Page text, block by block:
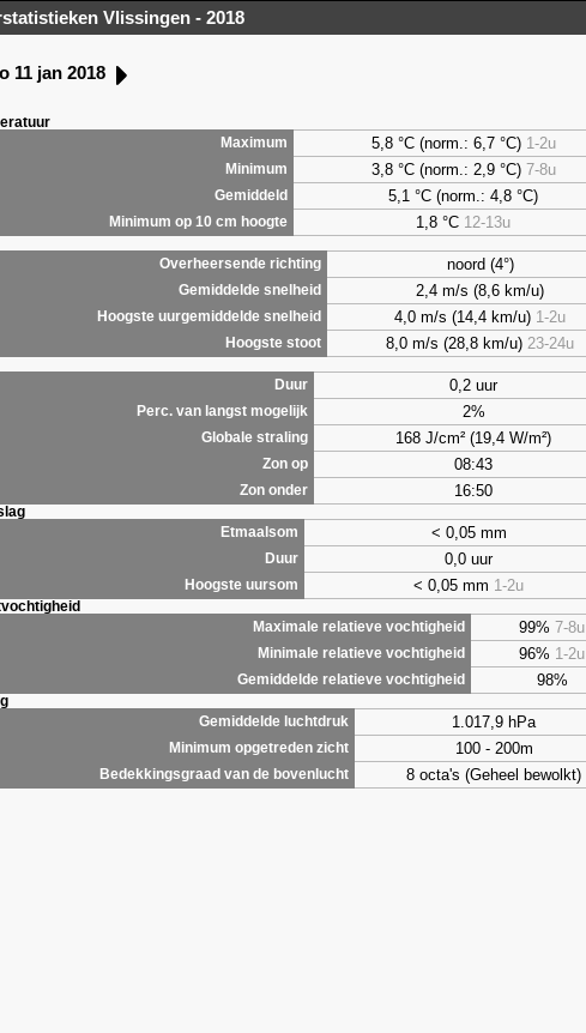
Vlissingen - 2018
11 jan 2018
Maximum
5,8 °C (norm.: 6,7 °C) 1-2u
Minimum 3,8 °C (norm.: 2,9 °C) 7-8u
Gemiddeld 5,1 °C (norm.: 4,8 °C)
Minimum op 10 cm hoogte 1,8 °C 12-13u
Overheersende richting
noord (4°)
Gemiddelde snelheid 2,4 m/s (8,6 km/u)
Hoogste uurgemiddelde snelheid 4,0 m/s (14,4 km/u) 1-2u
Hoogste stoot 8,0 m/s (28,8 km/u) 23-24u
Duur
0,2 uur
Perc. van langst mogelijk 2%
Globale straling 168 J/cm² (19,4 W/m²)
Zon op 08:43
Zon onder 16:50
Etmaalsom
< 0,05 mm
Duur 0,0 uur
Hoogste uursom < 0,05 mm 1-2u
Maximale relatieve vochtigheid
99%7-8u
Minimale relatieve vochtigheid 96% 1-2u
Gemiddelde relatieve vochtigheid 98%
Gemiddelde luchtdruk
1.017,9 hPa
Minimum opgetreden zicht 100 - 200m
Bedekkingsgraad van de bovenlucht 8 octa's (Geheel bewolkt)